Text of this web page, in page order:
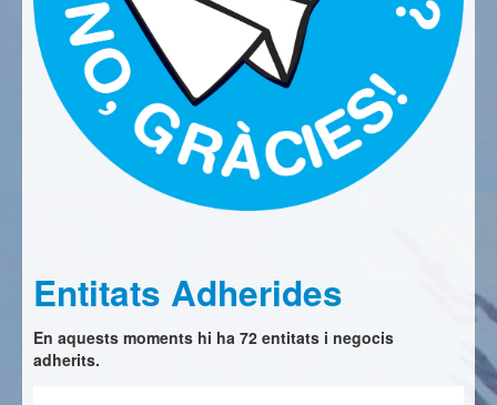
Entitats Adherides
En aquests moments hi ha 72 entitats i negocis
adherits.